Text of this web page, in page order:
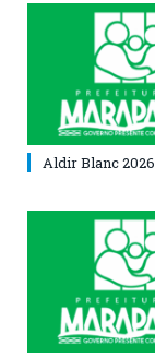
Aldir Blanc 2026